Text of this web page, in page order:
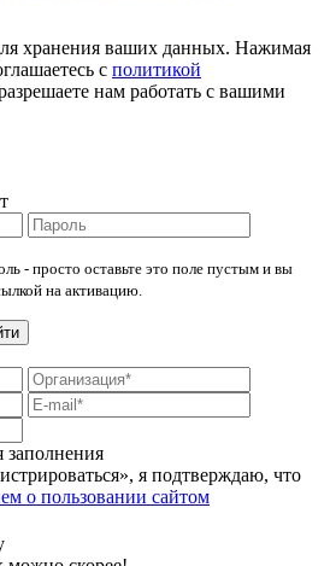
хранения ваших данных. Нажимая
с политикой
нам работать с вашими
- просто оставьте это поле пустым и вы
на активацию.
заполнения
я подтверждаю, что
о пользовании сайтом